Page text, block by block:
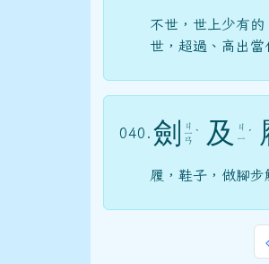
不世，世上少有
世，超過、高出當
040. 劍 ㄐ
ㄧ
ㄢ
ˋ 及
ㄐ
ㄧ ˊ
履，鞋子，做腳